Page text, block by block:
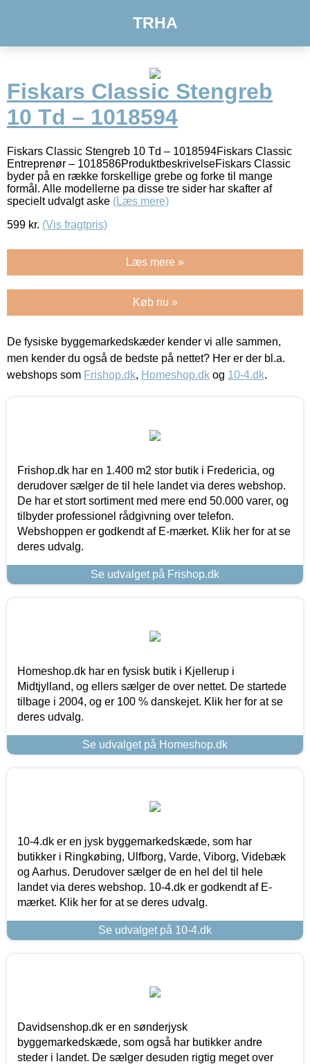
TRHA
Fiskars Classic Stengreb
10 Td – 1018594
Fiskars Classic Stengreb 10 Td – 1018594Fiskars Classic
Entreprenør – 1018586ProduktbeskrivelseFiskars Classic
byder på en række forskellige grebe og forke til mange
formål. Alle modellerne pa disse tre sider har skafter af
specielt udvalgt aske (Læs mere)
599 kr. (Vis fragtpris)
Læs mere »
Køb nu »
De fysiske byggemarkedskæder kender vi alle sammen,
men kender du også de bedste på nettet? Her er der bl.a.
webshops som Frishop.dk, Homeshop.dk og 10-4.dk.
Frishop.dk har en 1.400 m2 stor butik i Fredericia, og
derudover sælger de til hele landet via deres webshop.
De har et stort sortiment med mere end 50.000 varer, og
tilbyder professionel rådgivning over telefon.
Webshoppen er godkendt af E-mærket. Klik her for at se
deres udvalg.
Se udvalget på Frishop.dk
Homeshop.dk har en fysisk butik i Kjellerup i
Midtjylland, og ellers sælger de over nettet. De startede
tilbage i 2004, og er 100 % danskejet. Klik her for at se
deres udvalg.
Se udvalget på Homeshop.dk
10-4.dk er en jysk byggemarkedskæde, som har
butikker i Ringkøbing, Ulfborg, Varde, Viborg, Videbæk
og Aarhus. Derudover sælger de en hel del til hele
landet via deres webshop. 10-4.dk er godkendt af E-
mærket. Klik her for at se deres udvalg.
Se udvalget på 10-4.dk
Davidsenshop.dk er en sønderjysk
byggemarkedskæde, som også har butikker andre
steder i landet. De sælger desuden rigtig meget over